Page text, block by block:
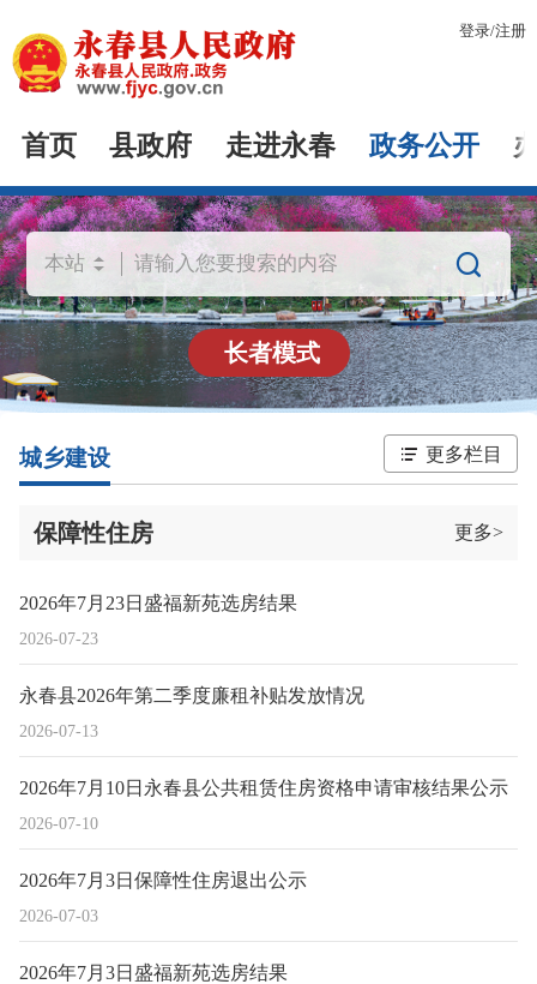
登录/注册
首页 县政府 走进永春 政务公开

长者模式
城乡建设 更多栏目
保障性住房 更多>
2026-07-23
2026年7月23日盛福新苑选房结果
2026-07-13
永春县2026年第二季度廉租补贴发放情况
2026-07-10
2026年7月10日永春县公共租赁住房资格申请审核结果公示
2026-07-03
2026年7月3日保障性住房退出公示
2026年7月3日盛福新苑选房结果